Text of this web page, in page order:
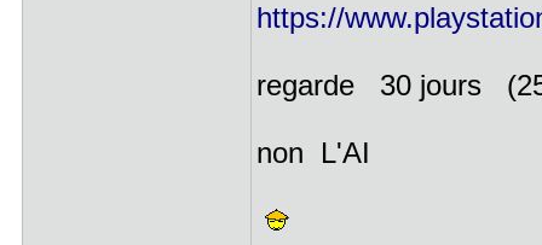
https://
regarde 30 jours
non L'AI